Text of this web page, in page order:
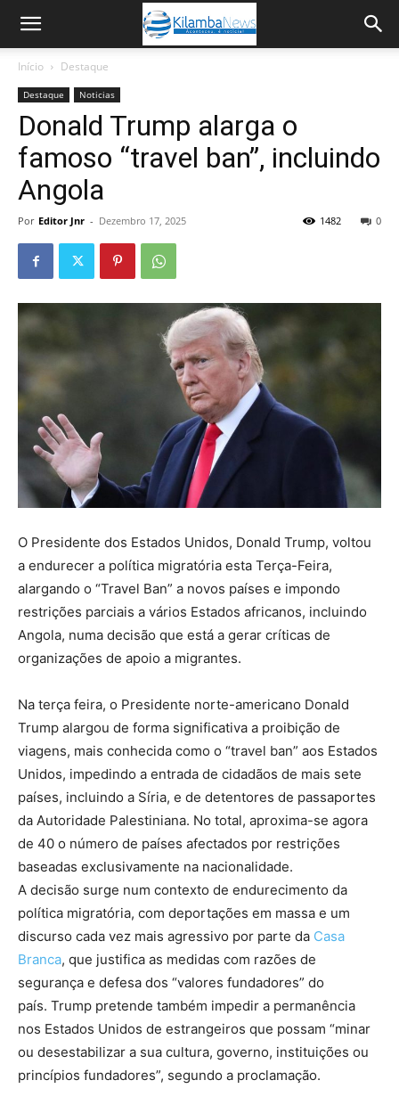
Início Destaque
Destaque Noticias
Donald Trump alarga o
famoso “travel ban”, incluindo
Angola
Por Editor Jnr - Dezembro 17, 2025 0
1482
O Presidente dos Estados Unidos, Donald Trump, voltou
a endurecer a política migratória esta Terça-Feira,
alargando o “Travel Ban” a novos países e impondo
restrições parciais a vários Estados africanos, incluindo
Angola, numa decisão que está a gerar críticas de
organizações de apoio a migrantes.
Na terça feira, o Presidente norte-americano Donald
Trump alargou de forma significativa a proibição de
viagens, mais conhecida como o “travel ban” aos Estados
Unidos, impedindo a entrada de cidadãos de mais sete
países, incluindo a Síria, e de detentores de passaportes
da Autoridade Palestiniana. No total, aproxima-se agora
de 40 o número de países afectados por restrições
baseadas exclusivamente na nacionalidade.
A decisão surge num contexto de endurecimento da
política migratória, com deportações em massa e um
discurso cada vez mais agressivo por parte da Casa
Branca, que justifica as medidas com razões de
segurança e defesa dos “valores fundadores” do
país. Trump pretende também impedir a permanência
nos Estados Unidos de estrangeiros que possam “minar
ou desestabilizar a sua cultura, governo, instituições ou
princípios fundadores”, segundo a proclamação.